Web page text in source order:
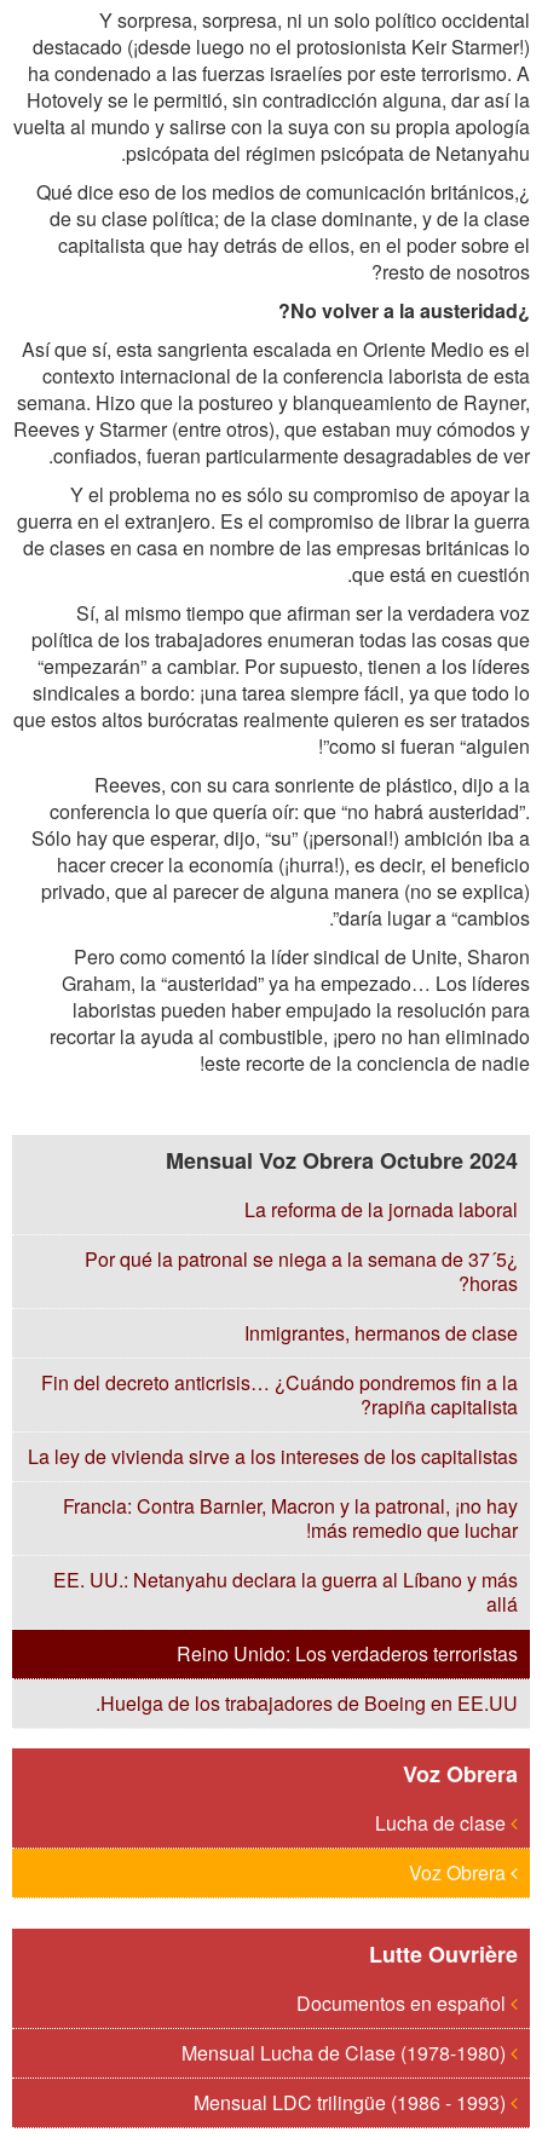
Y sorpresa, sorpresa, ni un solo político occidental
destacado (¡desde luego no el protosionista Keir Starmer!)
ha condenado a las fuerzas israelíes por este terrorismo. A
Hotovely se le permitió, sin contradicción alguna, dar así la
vuelta al mundo y salirse con la suya con su propia apología
psicópata del régimen psicópata de Netanyahu.
¿Qué dice eso de los medios de comunicación británicos,
de su clase política; de la clase dominante, y de la clase
capitalista que hay detrás de ellos, en el poder sobre el
resto de nosotros?
¿No volver a la austeridad?
Así que sí, esta sangrienta escalada en Oriente Medio es el
contexto internacional de la conferencia laborista de esta
semana. Hizo que la postureo y blanqueamiento de Rayner,
Reeves y Starmer (entre otros), que estaban muy cómodos y
confiados, fueran particularmente desagradables de ver.
Y el problema no es sólo su compromiso de apoyar la
guerra en el extranjero. Es el compromiso de librar la guerra
de clases en casa en nombre de las empresas británicas lo
que está en cuestión.
Sí, al mismo tiempo que afirman ser la verdadera voz
política de los trabajadores enumeran todas las cosas que
“empezarán” a cambiar. Por supuesto, tienen a los líderes
sindicales a bordo: ¡una tarea siempre fácil, ya que todo lo
que estos altos burócratas realmente quieren es ser tratados
como si fueran “alguien”!
Reeves, con su cara sonriente de plástico, dijo a la
conferencia lo que quería oír: que “no habrá austeridad”.
Sólo hay que esperar, dijo, “su” (¡personal!) ambición iba a
hacer crecer la economía (¡hurra!), es decir, el beneficio
privado, que al parecer de alguna manera (no se explica)
daría lugar a “cambios”.
Pero como comentó la líder sindical de Unite, Sharon
Graham, la “austeridad” ya ha empezado… Los líderes
laboristas pueden haber empujado la resolución para
recortar la ayuda al combustible, ¡pero no han eliminado
este recorte de la conciencia de nadie!
Mensual Voz Obrera Octubre 2024
La reforma de la jornada laboral
¿Por qué la patronal se niega a la semana de 37´5
horas?
Inmigrantes, hermanos de clase
Fin del decreto anticrisis… ¿Cuándo pondremos fin a la
rapiña capitalista?
La ley de vivienda sirve a los intereses de los capitalistas
Francia: Contra Barnier, Macron y la patronal, ¡no hay
más remedio que luchar!
EE. UU.: Netanyahu declara la guerra al Líbano y más
allá
Reino Unido: Los verdaderos terroristas
Huelga de los trabajadores de Boeing en EE.UU.
Voz Obrera
Lutte Ouvrière